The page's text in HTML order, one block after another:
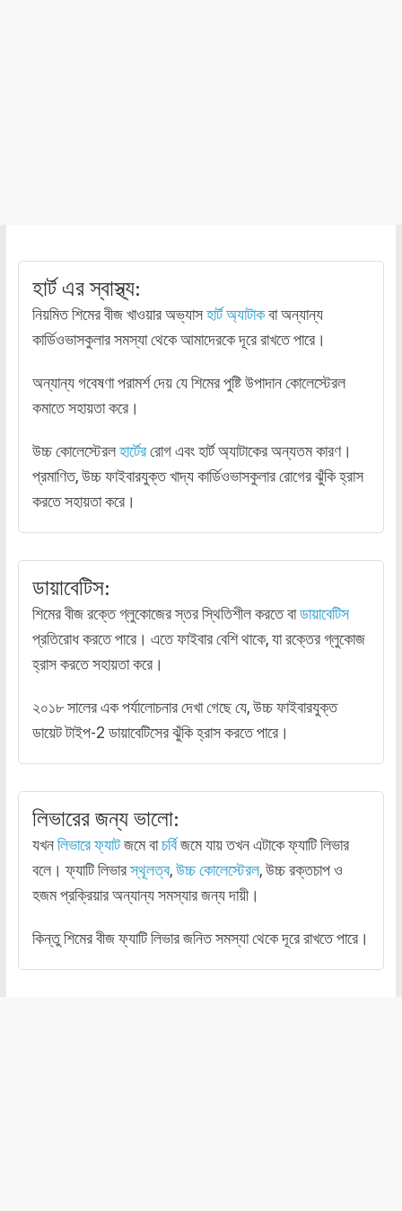
হার্ট এর স্বাস্থ্য:
নিয়মিত শিমের বীজ খাওয়ার অভ্যাসহার্ট অ্যাটাকবা অন্যান্য
কার্ডিওভাসকুলার সমস্যা থেকে আমাদেরকে দূরে রাখতে পারে।
অন্যান্য গবেষণা পরামর্শ দেয় যে শিমের পুষ্টি উপাদান কোলেস্টেরল
কমাতে সহায়তা করে।
উচ্চ কোলেস্টেরলহার্টেররোগ এবং হার্ট অ্যাটাকের অন্যতম কারণ।
প্রমাণিত, উচ্চ ফাইবারযুক্ত খাদ্য কার্ডিওভাসকুলার রোগের ঝুঁকি হ্রাস
করতে সহায়তা করে।
ডায়াবেটিস:
শিমের বীজ রক্তে গ্লুকোজের স্তর স্থিতিশীল করতে বাডায়াবেটিস
প্রতিরোধ করতে পারে। এতে ফাইবার বেশি থাকে, যা রক্তের গ্লুকোজ
হ্রাস করতে সহায়তা করে।
২০১৮ সালের এক পর্যালোচনার দেখা গেছে যে, উচ্চ ফাইবারযুক্ত
ডায়েট টাইপ-2 ডায়াবেটিসের ঝুঁকি হ্রাস করতে পারে।
লিভারের জন্য ভালো:
যখনলিভারে ফ্যাটজমে বাচর্বিজমে যায় তখন এটাকে ফ্যাটি লিভার
বলে। ফ্যাটি লিভারস্থূলত্ব,উচ্চ কোলেস্টেরল, উচ্চ রক্তচাপ ও
হজম প্রক্রিয়ার অন্যান্য সমস্যার জন্য দায়ী।
কিন্তু শিমের বীজ ফ্যাটি লিভার জনিত সমস্যা থেকে দূরে রাখতে পারে।